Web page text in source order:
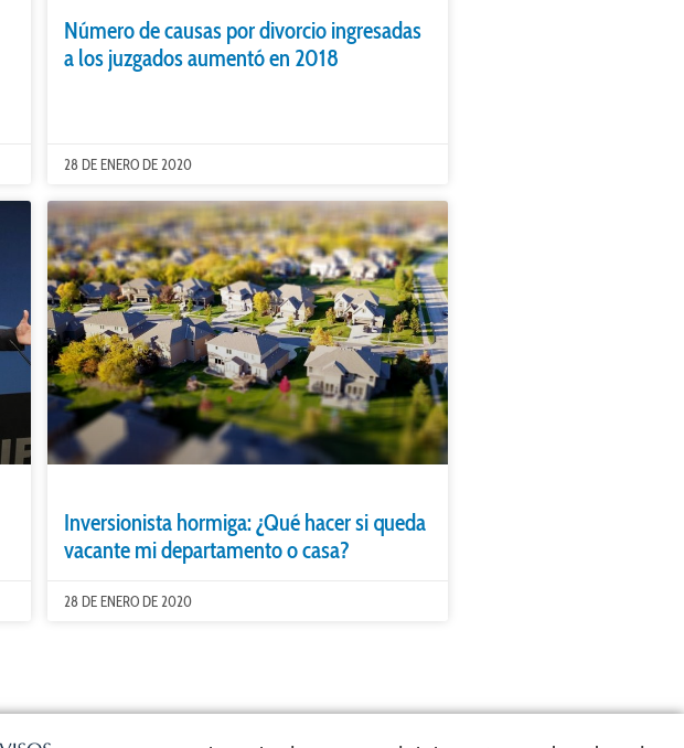
Número de causas por divorcio ingresadas
a los juzgados aumentó en 2018
28 DE ENERO DE 2020
Inversionista hormiga: ¿Qué hacer si queda
vacante mi departamento o casa?
28 DE ENERO DE 2020